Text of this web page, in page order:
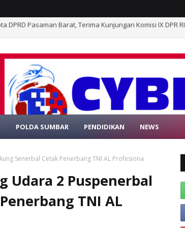
Kajai, Relawan STAK Buka Penggalangan Dana Bantu
SELAMAT
POLDA SUMBAR PENDIDIKAN NEWS
Senerbal Cetak Penerbang TNI AL Profesiona
Udara 2 Puspenerbal
TNI AL